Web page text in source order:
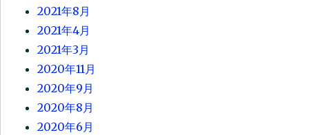
2021年8月
2021年4月
2021年3月
2020年11月
2020年9月
2020年8月
2020年6月